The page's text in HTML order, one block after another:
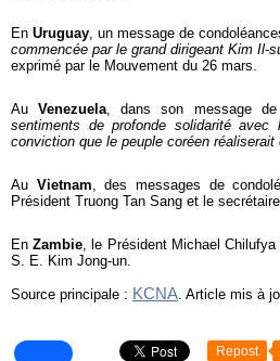
En Uruguay, un message de
commencée par le grand dirigeant Kim Il-
exprimé par le Mouvement du 26 mars.
AuVenezuela, dans son message
sentiments de profonde solidarité
conviction que le peuple coréen
Au Vietnam, des messages de
Président Truong Tan Sang et le
EnZambie, le Président Michael
S. E. Kim Jong-un.
Source principale : KCNA. Article mis à
Repost